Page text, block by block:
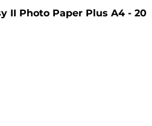
II Photo Paper Plus A4 - 20